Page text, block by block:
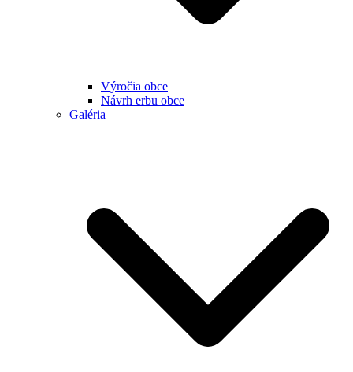
Výročia obce
Návrh erbu obce
Galéria